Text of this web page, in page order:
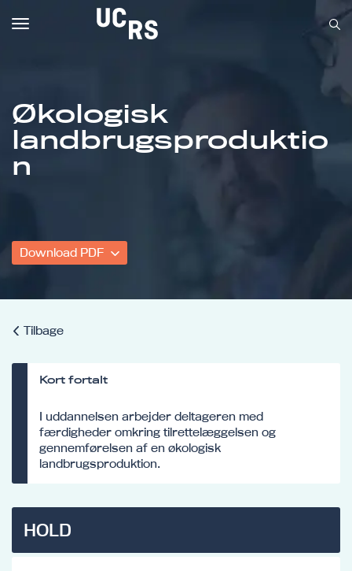
Om UCRS
Bliv faglært
Økologisk
landbrugsproduktio
n
Download PDF
Tilbage
Kort fortalt
I uddannelsen arbejder deltageren med
færdigheder omkring tilrettelæggelsen og
gennemførelsen af en økologisk
landbrugsproduktion.
HOLD